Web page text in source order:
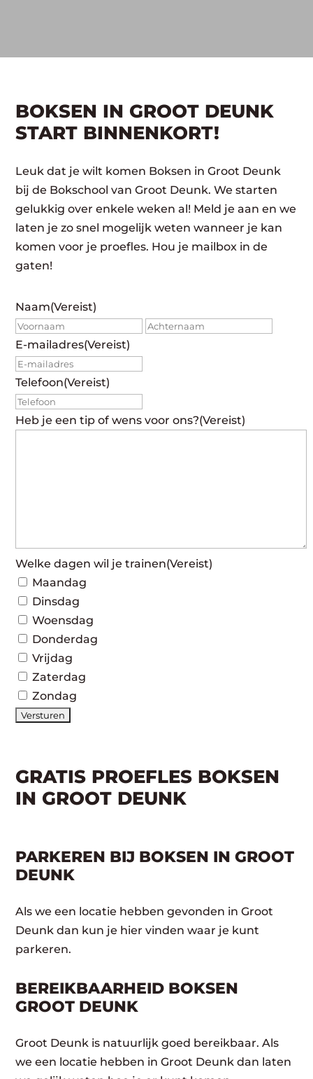
BOKSEN IN GROOT DEUNK
START BINNENKORT!
Leuk dat je wilt komen Boksen in Groot Deunk
bij de Bokschool van Groot Deunk. We starten
gelukkig over enkele weken al! Meld je aan en we
laten je zo snel mogelijk weten wanneer je kan
komen voor je proefles. Hou je mailbox in de
gaten!
Naam(Vereist)
Voornaam
E-mailadres(Vereist)
Telefoon(Vereist)
Heb je een tip of wens voor ons?(Vereist)
Welke dagen wil je trainen(Vereist)
Maandag
Dinsdag
Woensdag
Donderdag
Vrijdag
Zaterdag
Zondag
GRATIS PROEFLES BOKSEN
IN GROOT DEUNK
PARKEREN BIJ BOKSEN IN GROOT
DEUNK
Als we een locatie hebben gevonden in Groot
Deunk dan kun je hier vinden waar je kunt
parkeren.
BEREIKBAARHEID BOKSEN
GROOT DEUNK
Groot Deunk is natuurlijk goed bereikbaar. Als
we een locatie hebben in Groot Deunk dan laten